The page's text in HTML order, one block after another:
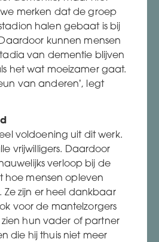
we merken dat de groep
halen gebaat is bij
kunnen mensen
van dementie blijven
het wat moeizamer gaat.
van anderen’, legt
voldoening uit dit werk.
vrijwilligers. Daardoor
verloop bij de
hoe mensen opleven
Ze zijn er heel dankbaar
voor de mantelzorgers
zien hun vader of partner
die hij thuis niet meer